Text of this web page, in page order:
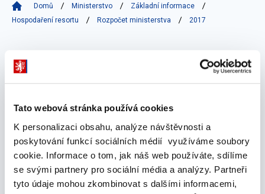
Tato webová stránka používá cookies
K personalizaci obsahu, analýze návštěvnosti a
poskytování funkcí sociálních médií využíváme soubory
cookie. Informace o tom, jak náš web používáte, sdílíme
se svými partnery pro sociální média a analýzy. Partneři
tyto údaje mohou zkombinovat s dalšími informacemi,
Domů Ministerstvo
Základní informace
Hospodaření resortu
Rozpočet ministerstva 2017
Rozpočet a střednědobý výhled rozpočtu
Ministerstva financí - 2017
Rozpočet resortu financí (kapitola 312) pro rok
2017